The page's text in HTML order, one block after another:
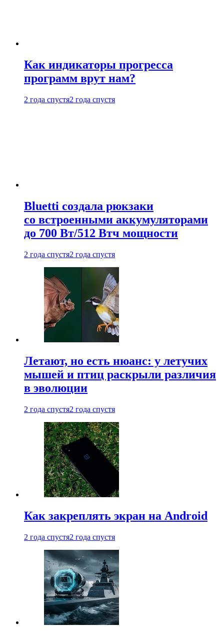
Как индикаторы прогресса
программ врут нам?
2 года спустя2 года спустя
Bluetti создала рюкзаки
со встроенными аккумуляторами
до 700 Вт/512 Втч мощности
2 года спустя2 года спустя
Летают, но есть нюанс: у летучих
мышей и птиц раскрыли различия
в эволюции
2 года спустя2 года спустя
Как закреплять экран на Android
2 года спустя2 года спустя